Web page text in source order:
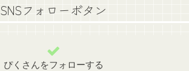
SNSフォローボタン
ぴくさんをフォローする